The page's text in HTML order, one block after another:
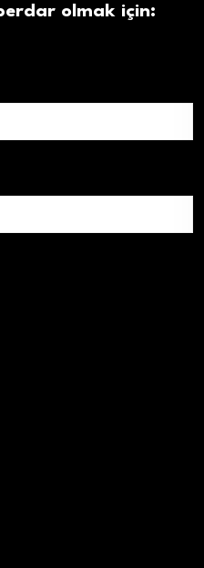
olmak için: